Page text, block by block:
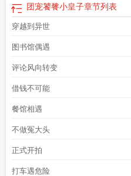
团宠饕餮小皇子章节列表
穿越到异世
图书馆偶遇
评论风向转变
借钱不可能
餐馆相遇
不做冤大头
正式开拍
打车遇危险